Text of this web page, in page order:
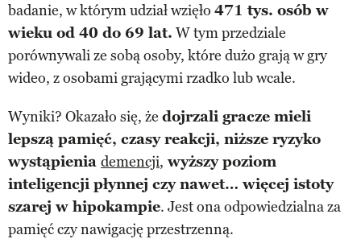
badanie, w którym udział wzięło 471 tys. osób w
wieku od 40 do 69 lat. W tym przedziale
porównywali ze sobą osoby, które dużo grają w gry
wideo, z osobami grającymi rzadko lub wcale.
Wyniki? Okazało się, że dojrzali gracze mieli
lepszą pamięć, czasy reakcji, niższe ryzyko
wystąpienia demencji, wyższy poziom
inteligencji płynnej czy nawet… więcej istoty
szarej w hipokampie. Jest ona odpowiedzialna za
pamięć czy nawigację przestrzenną.